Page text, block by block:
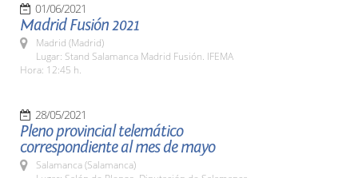
01/06/2021
Madrid Fusión 2021
Madrid (Madrid)
Lugar: Stand Salamanca Madrid Fusión. IFEMA
Hora: 12:45 h.
28/05/2021
Pleno provincial telemático
correspondiente al mes de mayo
Salamanca (Salamanca)